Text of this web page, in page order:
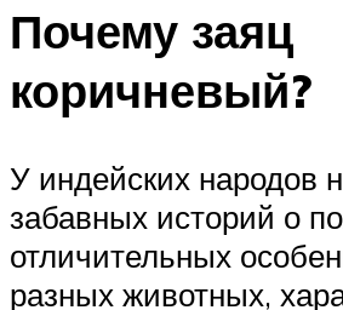
Почему заяц
коричневый?
У индейских народов
забавных историй о
отличительных
разных животных,